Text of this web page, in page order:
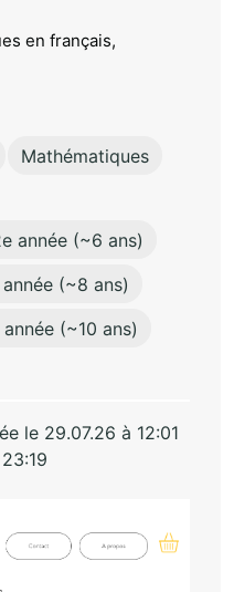
en français,
Mathématiques
année (~6 ans)
(~8 ans)
année (~10 ans)
le 29.07.26 à 12:01